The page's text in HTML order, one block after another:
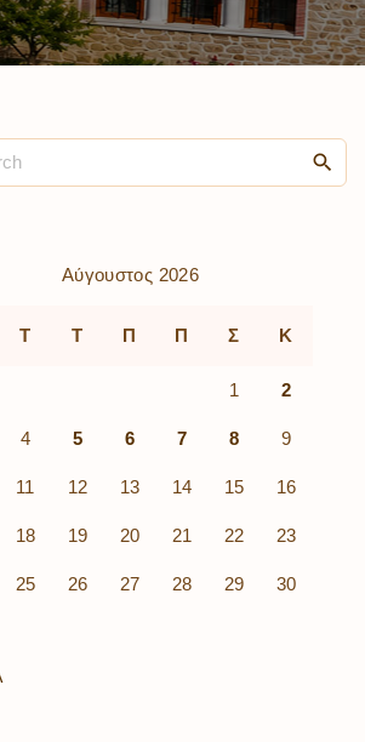
Αύγουστος 2026
Τ Τ Π Π Σ Κ
1 2
4 5 6 7 8 9
11 12 13 14 15 16
18 19 20 21 22 23
25 26 27 28 29 30